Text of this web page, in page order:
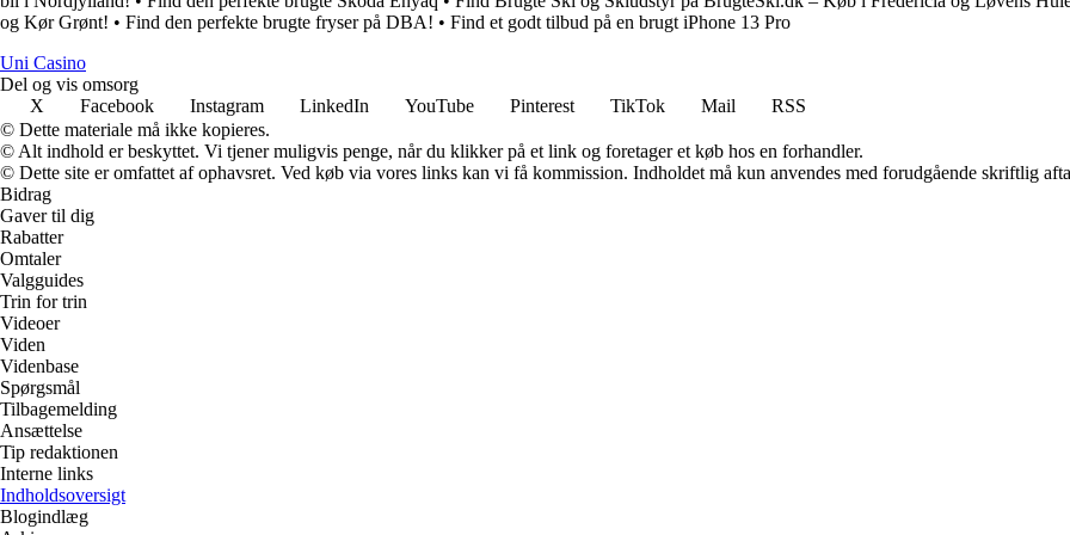
og Kør Grønt! • Find den perfekte brugte fryser på DBA! • Find et godt tilbud på en brugt iPhone 13 Pro
Uni Casino
Del og vis omsorg
X
Facebook Instagram LinkedIn YouTube Pinterest TikTok Mail
RSS
© Dette materiale må ikke kopieres.
© Alt indhold er beskyttet. Vi tjener muligvis penge, når du klikker på et link og foretager et køb hos en forhandler.
© Dette site er omfattet af ophavsret. Ved køb via vores links kan vi få kommission. Indholdet må kun anvendes med forudgående skriftlig
Bidrag
Gaver til dig
Rabatter
Omtaler
Valgguides
Trin for trin
Videoer
Viden
Videnbase
Spørgsmål
Tilbagemelding
Ansættelse
Tip redaktionen
Interne links
Indholdsoversigt
Blogindlæg